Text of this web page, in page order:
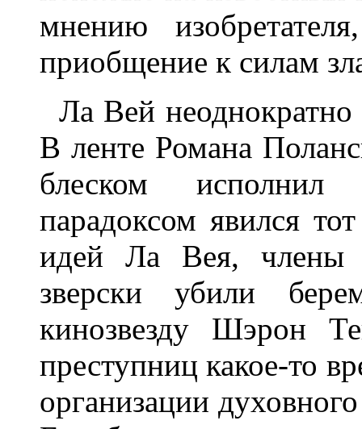
мнению
приобщение к силам
Ла Вей
В ленте Романа
блеском
парадоксом явился
идей Ла Вея, члены
зверски убили
кинозвезду Шэрон
преступниц какое-то
организации